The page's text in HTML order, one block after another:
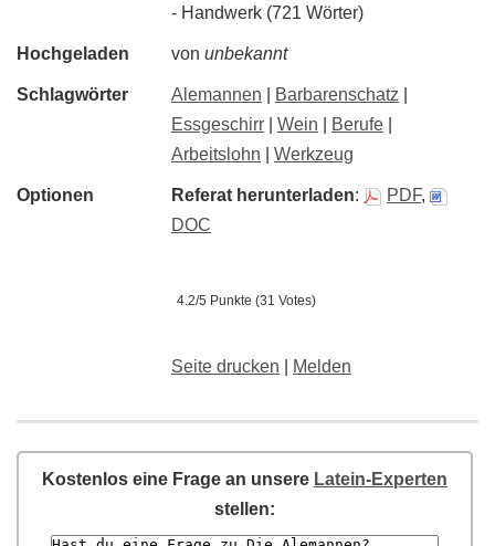
- Handwerk (721 Wörter)
Hochgeladen von unbekannt
Schlagwörter Alemannen Barbarenschatz
Essgeschirr
Wein Berufe
Arbeitslohn
Werkzeug
Optionen Referat herunterladen: PDF,
DOC
4.2/5 Punkte (31 Votes)
Seite drucken Melden
Kostenlos eine Frage an unsere Latein-Experten
stellen: